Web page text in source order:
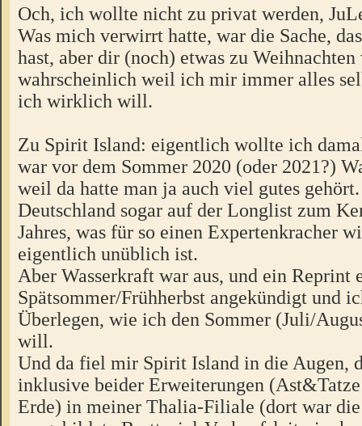
Och, ich wollte nicht zu privat werden,
Was mich verwirrt hatte, war die Sache,
hast, aber dir (noch) etwas zu Weihnachten
wahrscheinlich weil ich mir immer alles
ich wirklich will.
Zu Spirit Island: eigentlich wollte ich
war vor dem Sommer 2020 (oder 2021?)
weil da hatte man ja auch viel gutes
Deutschland sogar auf der Longlist zum
Jahres, was für so einen Expertenkracher
eigentlich unüblich ist.
Aber Wasserkraft war aus, und ein Reprint
Spätsommer/Frühherbst angekündigt und
Überlegen, wie ich den Sommer (Juli/
will.
Und da fiel mir Spirit Island in die Augen,
inklusive beider Erweiterungen
Erde) in meiner Thalia-Filiale (dort war